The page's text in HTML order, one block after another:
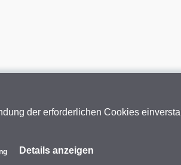
der erforderlichen Cookies
Details anzeigen